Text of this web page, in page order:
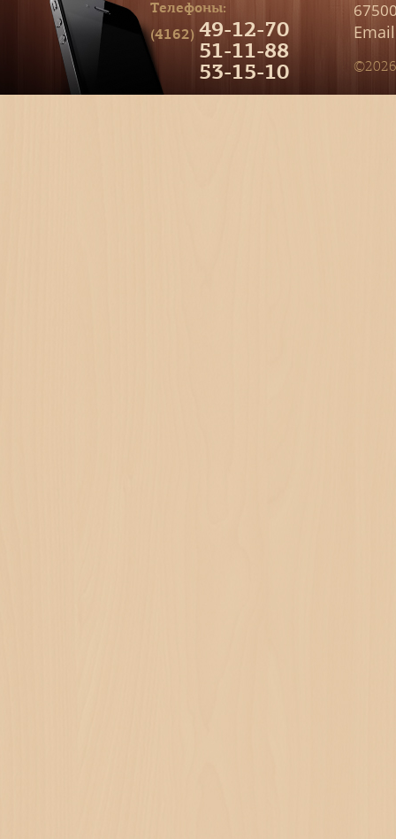
Телефоны:
(4162) 49-12-70
51-11-88
53-15-10